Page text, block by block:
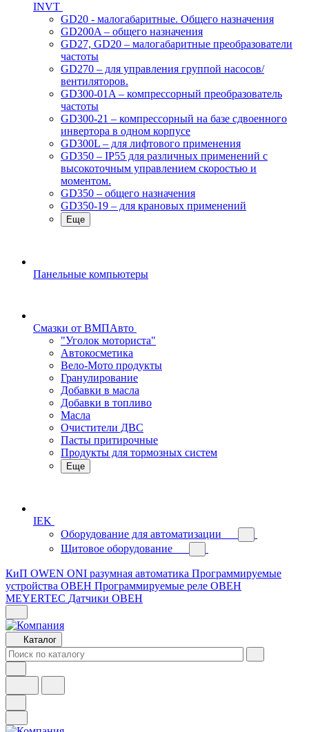
INVT
GD20 - малогабаритные. Общего назначения
GD200A – общего назначения
GD27, GD20 – малогабаритные преобразователи
частоты
GD270 – для управления группой насосов/
вентиляторов.
GD300-01A – компрессорный преобразователь
частоты
GD300-21 – компрессорный на базе сдвоенного
инвертора в одном корпусе
GD300L – для лифтового применения
GD350 – IP55 для различных применений с
высокоточным управлением скоростью и
моментом.
GD350 – общего назначения
GD350-19 – для крановых применений
Еще
Панельные компьютеры
Смазки от ВМПАвто
"Уголок моториста"
Автокосметика
Вело-Мото продукты
Гранулирование
Добавки в масла
Добавки в топливо
Масла
Очистители ДВС
Пасты притирочные
Продукты для тормозных систем
Еще
IEK
Оборудование для автоматизации
Щитовое оборудование
КиП OWEN ONI разумная автоматика Программируемые
устройства ОВЕН Программируемые реле ОВЕН
MEYERTEC Датчики ОВЕН
Каталог